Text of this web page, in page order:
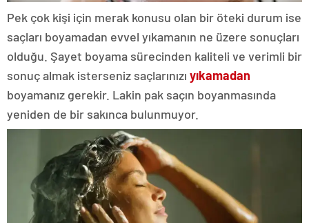
Pek çok kişi için merak konusu olan bir öteki durum ise
saçları boyamadan evvel yıkamanın ne üzere sonuçları
olduğu. Şayet boyama sürecinden kaliteli ve verimli bir
sonuç almak isterseniz saçlarınızı yıkamadan
boyamanız gerekir. Lakin pak saçın boyanmasında
yeniden de bir sakınca bulunmuyor.